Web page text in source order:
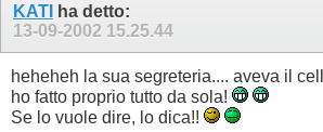
KATI
ha detto:
13-09-2002 15.25.44
heheheh la sua segreteria.... aveva il
ho fatto proprio tutto da sola!
Se lo vuole dire, lo dica!!